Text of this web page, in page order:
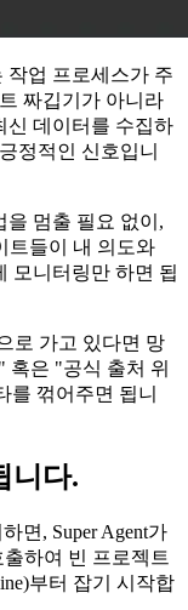
작업 프로세스가 주
짜깁기가 아니라
신 데이터를 수집하
정적인 신호입니
을 멈출 필요 없이,
트들이 내 의도와
모니터링만 하면 됩
로 가고 있다면 망
혹은 "공식 출처 위
를 꺾어주면 됩니
니다.
면, Super Agent가
하여 빈 프로젝트
부터 잡기 시작합